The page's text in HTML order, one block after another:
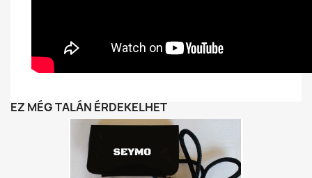
EZ MÉG TALÁN ÉRDEKELHET